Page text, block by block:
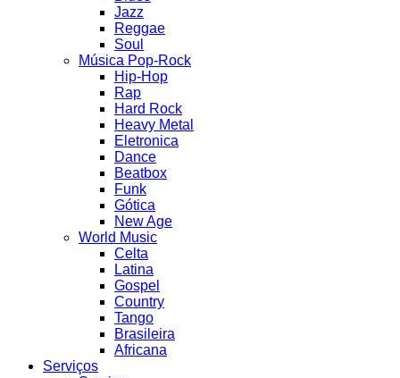
Jazz
Reggae
Soul
Música Pop-Rock
Hip-Hop
Rap
Hard Rock
Heavy Metal
Eletronica
Dance
Beatbox
Funk
Gótica
New Age
World Music
Celta
Latina
Gospel
Country
Tango
Brasileira
Africana
Serviços